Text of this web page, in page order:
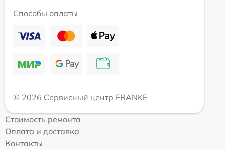
Способы оплаты
© 2026 Сервисный центр FRANKE
Стоимость ремонта
Оплата и доставка
Контакты